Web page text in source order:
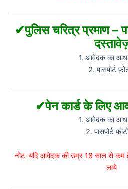
✔पुलिस चरित्र प्रमाण
1. आवेदक का
2. पासपोर्ट
✔पेन कार्ड के लिए
1. आवेदक का
2. पासपोर्ट
नोट-यदि आवेदक की उम्र 18 साल से कम है
लाये